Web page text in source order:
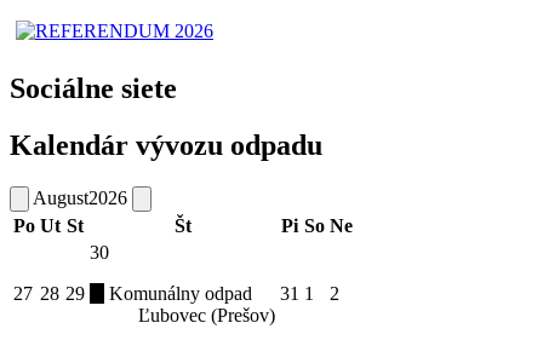
Sociálne siete
Kalendár vývozu odpadu
August2026
Po Ut St Št Pi So Ne
27 28 29
30
Komunálny odpad
Ľubovec (Prešov)
31 1 2